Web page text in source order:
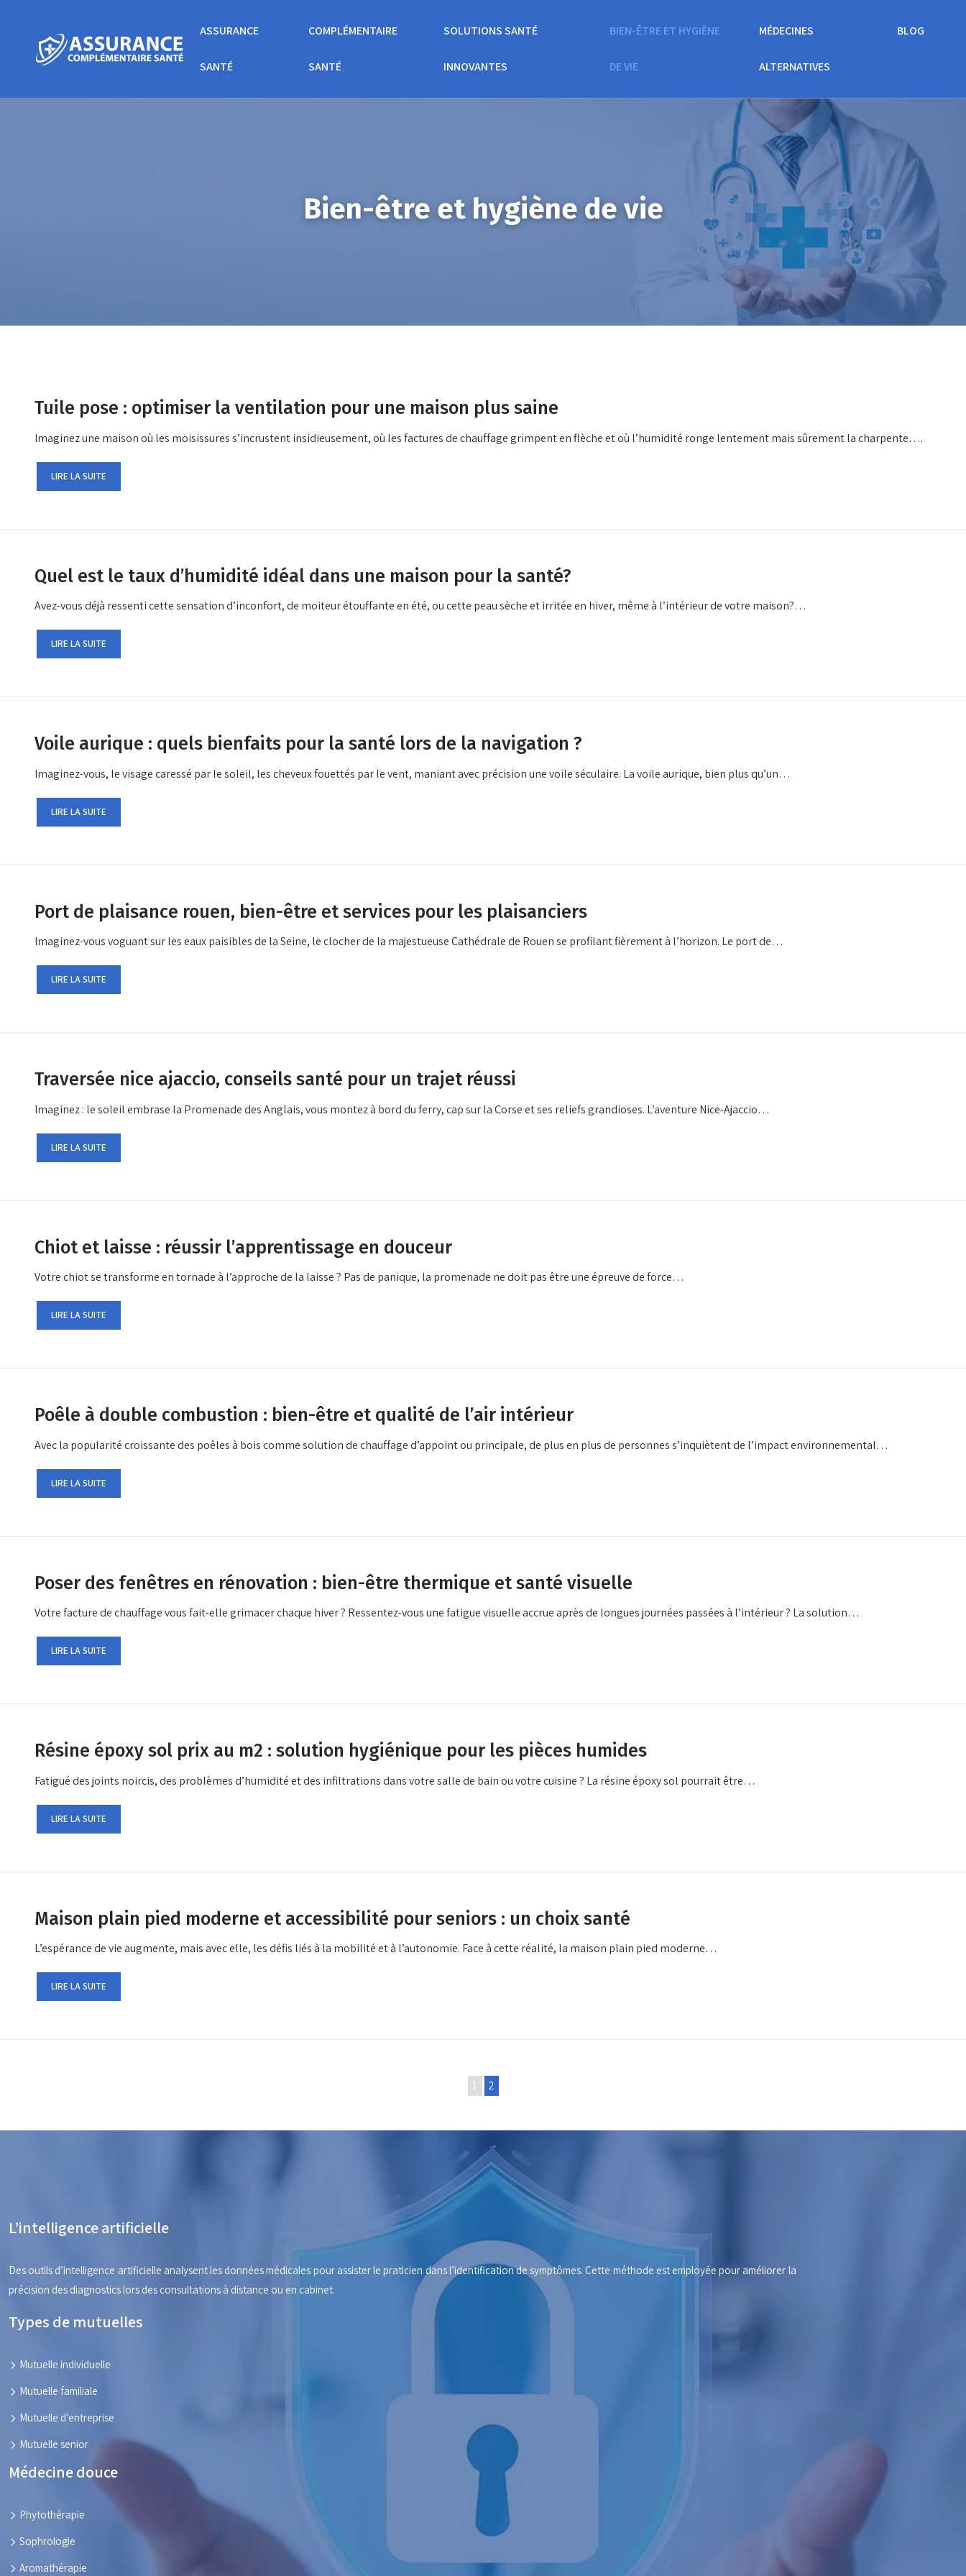
ASSURANCE
SANTÉ
COMPLÉMENTAIRE
SANTÉ
SOLUTIONS SANTÉ
INNOVANTES
BIEN-ÊTRE ET HYGIÈNE
DE VIE
MÉDECINES
ALTERNATIVES
BLOG
Bien-être et hygiène de vie
Tuile pose : optimiser la ventilation pour une maison plus saine
Imaginez une maison où les moisissures s’incrustent insidieusement, où les factures de chauffage grimpent en flèche et où l’humidité ronge lentement mais sûrement la charpente….
LIRE LA SUITE
Quel est le taux d’humidité idéal dans une maison pour la santé?
Avez-vous déjà ressenti cette sensation d’inconfort, de moiteur étouffante en été, ou cette peau sèche et irritée en hiver, même à l’intérieur de votre maison?…
LIRE LA SUITE
Voile aurique : quels bienfaits pour la santé lors de la navigation ?
Imaginez-vous, le visage caressé par le soleil, les cheveux fouettés par le vent, maniant avec précision une voile séculaire. La voile aurique, bien plus qu’un…
LIRE LA SUITE
Port de plaisance rouen, bien-être et services pour les plaisanciers
Imaginez-vous voguant sur les eaux paisibles de la Seine, le clocher de la majestueuse Cathédrale de Rouen se profilant fièrement à l’horizon. Le port de…
LIRE LA SUITE
Traversée nice ajaccio, conseils santé pour un trajet réussi
Imaginez : le soleil embrase la Promenade des Anglais, vous montez à bord du ferry, cap sur la Corse et ses reliefs grandioses. L’aventure Nice-Ajaccio…
LIRE LA SUITE
Chiot et laisse : réussir l’apprentissage en douceur
Votre chiot se transforme en tornade à l’approche de la laisse ? Pas de panique, la promenade ne doit pas être une épreuve de force…
LIRE LA SUITE
Poêle à double combustion : bien-être et qualité de l’air intérieur
Avec la popularité croissante des poêles à bois comme solution de chauffage d’appoint ou principale, de plus en plus de personnes s’inquiètent de l’impact environnemental…
LIRE LA SUITE
Poser des fenêtres en rénovation : bien-être thermique et santé visuelle
Votre facture de chauffage vous fait-elle grimacer chaque hiver ? Ressentez-vous une fatigue visuelle accrue après de longues journées passées à l’intérieur ? La solution…
LIRE LA SUITE
Résine époxy sol prix au m2 : solution hygiénique pour les pièces humides
Fatigué des joints noircis, des problèmes d’humidité et des infiltrations dans votre salle de bain ou votre cuisine ? La résine époxy sol pourrait être…
LIRE LA SUITE
Maison plain pied moderne et accessibilité pour seniors : un choix santé
L’espérance de vie augmente, mais avec elle, les défis liés à la mobilité et à l’autonomie. Face à cette réalité, la maison plain pied moderne…
LIRE LA SUITE
1 2
L’intelligence artificielle
Des outils d’intelligence artificielle analysent les données médicales pour assister le praticien dans l’identification de symptômes. Cette méthode est employée pour améliorer la
précision des diagnostics lors des consultations à distance ou en cabinet.
Types de mutuelles
Mutuelle individuelle
Mutuelle familiale
Mutuelle d’entreprise
Mutuelle senior
Médecine douce
Phytothérapie
Sophrologie
Aromathérapie